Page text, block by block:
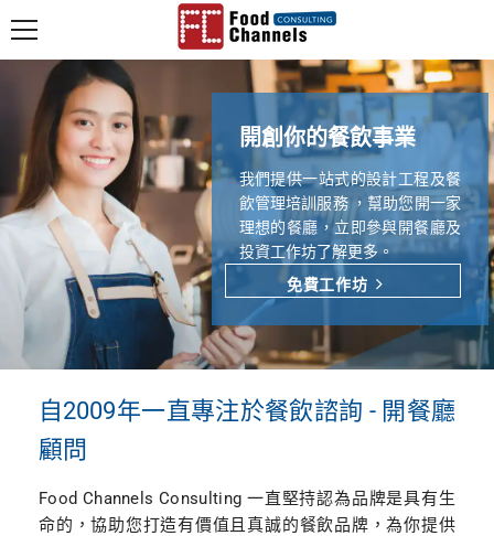
開創你的餐飲事業
我們提供一站式的設計工程及餐
飲管理培訓服務 ，幫助您開一家
理想的餐廳，立即參與開餐廳及
投資工作坊了解更多。
免費工作坊
自2009年一直專注於餐飲諮詢 - 開餐廳
顧問
Food Channels Consulting 一直堅持認為品牌是具有生
命的，協助您打造有價值且真誠的餐飲品牌，為你提供